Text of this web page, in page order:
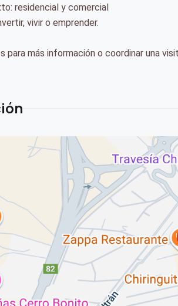
residencial y comercial
vivir o emprender.
para más información o coordinar una